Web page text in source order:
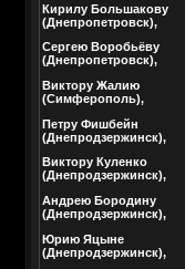
Кирилу Большакову
(Днепропетровск),
Сергею Воробьёву
(Днепропетровск),
Виктору Жалию
(Симферополь),
Петру Фишбейн
(Днепродзержинск),
Виктору Куленко
(Днепродзержинск),
Андрею Бородину
(Днепродзержинск),
Юрию Яцыне
(Днепродзержинск),